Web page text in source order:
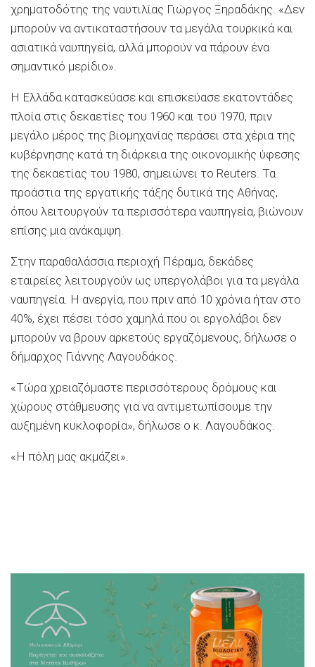
χρηματοδότης της ναυτιλίας Γιώργος Ξηραδάκης. «Δεν
μπορούν να αντικαταστήσουν τα μεγάλα τουρκικά και
ασιατικά ναυπηγεία, αλλά μπορούν να πάρουν ένα
σημαντικό μερίδιο».
Η Ελλάδα κατασκεύασε και επισκεύασε εκατοντάδες
πλοία στις δεκαετίες του 1960 και του 1970, πριν
μεγάλο μέρος της βιομηχανίας περάσει στα χέρια της
κυβέρνησης κατά τη διάρκεια της οικονομικής ύφεσης
της δεκαετίας του 1980, σημειώνει το Reuters. Τα
προάστια της εργατικής τάξης δυτικά της Αθήνας,
όπου λειτουργούν τα περισσότερα ναυπηγεία, βιώνουν
επίσης μια ανάκαμψη.
Στην παραθαλάσσια περιοχή Πέραμα, δεκάδες
εταιρείες λειτουργούν ως υπεργολάβοι για τα μεγάλα
ναυπηγεία. Η ανεργία, που πριν από 10 χρόνια ήταν στο
40%, έχει πέσει τόσο χαμηλά που οι εργολάβοι δεν
μπορούν να βρουν αρκετούς εργαζόμενους, δήλωσε ο
δήμαρχος Γιάννης Λαγουδάκος.
«Τώρα χρειαζόμαστε περισσότερους δρόμους και
χώρους στάθμευσης για να αντιμετωπίσουμε την
αυξημένη κυκλοφορία», δήλωσε ο κ. Λαγουδάκος.
«Η πόλη μας ακμάζει».